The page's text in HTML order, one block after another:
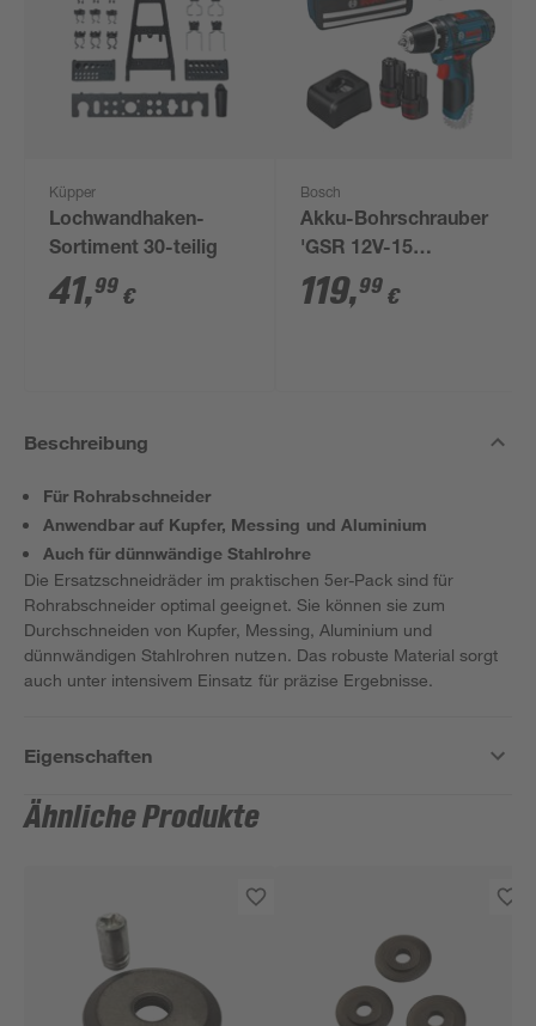
Küpper
Lochwandhaken-
Sortiment 30-teilig
41,99 €
Bosch
Akku-Bohrschrauber
'GSR 12V-15
Professional' mit 2
Akkus, Tasche und
119,99 €
Beschreibung
Für Rohrabschneider
Anwendbar auf Kupfer, Messing und Aluminium
Auch für dünnwändige Stahlrohre
Die Ersatzschneidräder im praktischen 5er-Pack sind für
Rohrabschneider optimal geeignet. Sie können sie zum
Durchschneiden von Kupfer, Messing, Aluminium und
dünnwändigen Stahlrohren nutzen. Das robuste Material sorgt
auch unter intensivem Einsatz für präzise Ergebnisse.
Eigenschaften
Ähnliche Produkte